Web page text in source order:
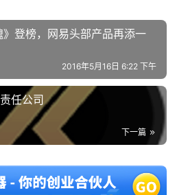
登榜，网易头部产品再添一
2016年5月16日 6:22 下午
任公司
下一篇